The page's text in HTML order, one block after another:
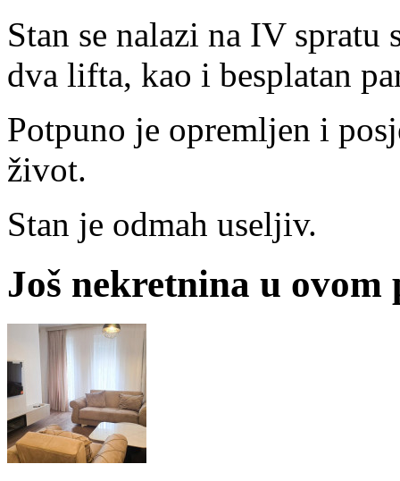
Stan se nalazi na IV spratu
dva lifta, kao i besplatan
Potpuno je opremljen i
život.
Stan je odmah useljiv.
Još nekretnina u ovom